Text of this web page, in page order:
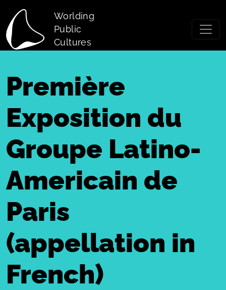
Worlding
Public
Cultures
Première
Exposition du
Groupe Latino-
Americain de
Paris
(appellation in
French)